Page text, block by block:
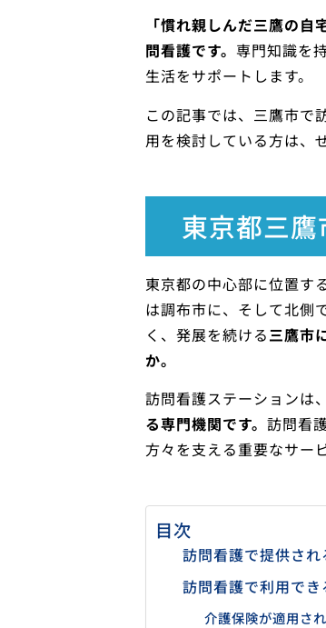
「慣れ親しんだ三鷹の
問看護です。 専門知識を
生活をサポートします。
この記事では、三鷹市で
用を検討している方は、
東京都三
東京都の中心部に位置す
は調布市に、そして北側
く、発展を続ける三鷹市
か。
訪問看護ステーションは、
る専門機関です。 訪問看
方々を支える重要なサー
目次
訪問看護で提供さ
訪問看護で利用で
介護保険が適用さ